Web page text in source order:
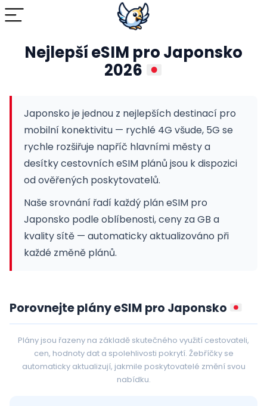
Nejlepší eSIM pro Japonsko
2026
Japonsko je jednou z nejlepších destinací pro
mobilní konektivitu — rychlé 4G všude, 5G se
rychle rozšiřuje napříč hlavními městy a
desítky cestovních eSIM plánů jsou k dispozici
od ověřených poskytovatelů.
Naše srovnání řadí každý plán eSIM pro
Japonsko podle oblíbenosti, ceny za GB a
kvality sítě — automaticky aktualizováno při
každé změně plánů.
Porovnejte plány eSIM pro Japonsko
Plány jsou řazeny na základě skutečného využití cestovateli,
cen, hodnoty dat a spolehlivosti pokrytí. Žebříčky se
automaticky aktualizují, jakmile poskytovatelé změní svou
nabídku.